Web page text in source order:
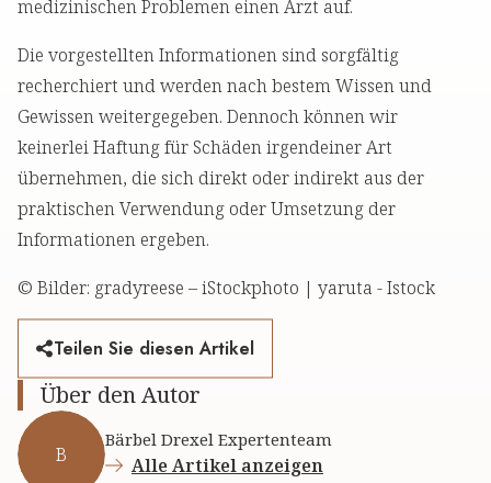
medizinischen Problemen einen Arzt auf.
Die vorgestellten Informationen sind sorgfältig
recherchiert und werden nach bestem Wissen und
Gewissen weitergegeben. Dennoch können wir
keinerlei Haftung für Schäden irgendeiner Art
übernehmen, die sich direkt oder indirekt aus der
praktischen Verwendung oder Umsetzung der
Informationen ergeben.
© Bilder: gradyreese – iStockphoto | yaruta - Istock
Teilen Sie diesen Artikel
Über den Autor
B
Bärbel Drexel Expertenteam
Alle Artikel anzeigen